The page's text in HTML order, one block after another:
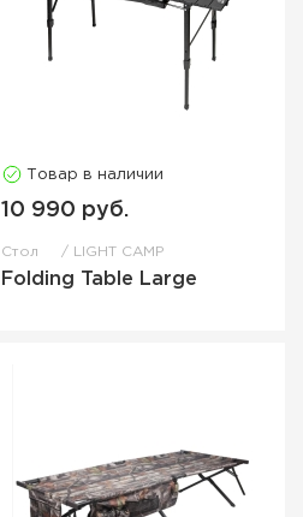
Товар в наличии
10 990 руб.
Стол LIGHT CAMP
Folding Table Large